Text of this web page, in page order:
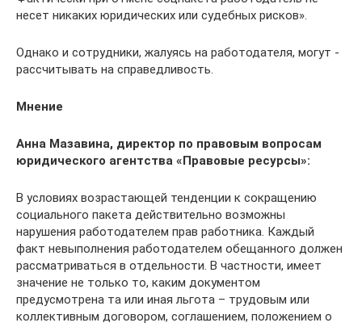
несет никаких юридических или судебных рисков».
Однако и сотрудники, жалуясь на работодателя, могут ­
рассчитывать на справедливость.
Мнение
Анна Мазавина, директор по правовым вопросам
юридического агентства «Правовые ресурсы»:
В условиях возрастающей тенденции к сокращению
социального пакета действительно возможны
нарушения работодателем прав работника. Каждый
факт невыполнения работодателем обещанного должен
рассматриваться в отдельности. В частности, имеет
значение не только то, каким документом
предусмотрена та или иная льгота – трудовым или
коллективным договором, соглашением, положением о